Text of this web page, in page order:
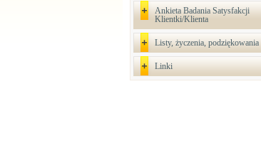
Ankieta Badania Satysfakcji
Klientki/Klienta
Listy, życzenia, podziękowania
Linki